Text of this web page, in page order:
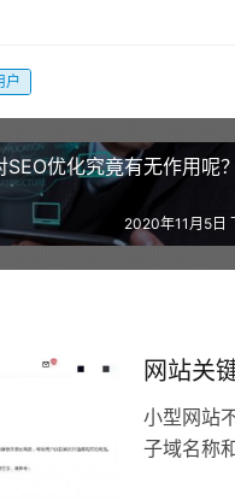
户
优化究竟有无作用呢？
2020年11月5日
网站关
小型网站
子域名称